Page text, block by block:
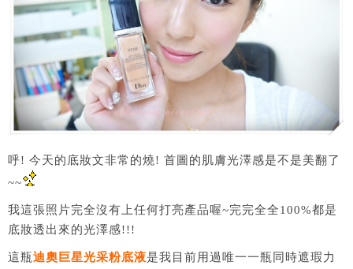
呼! 今天的底妝文非常的燒! 首圖的肌膚光澤感是不是美翻了
~~
我這張照片完全沒有上任何打亮產品喔~完完全全100%都是
底妝透出來的光澤感!!!
這瓶迪奧巨星光采粉底液是我目前用過唯一一瓶同時遮瑕力